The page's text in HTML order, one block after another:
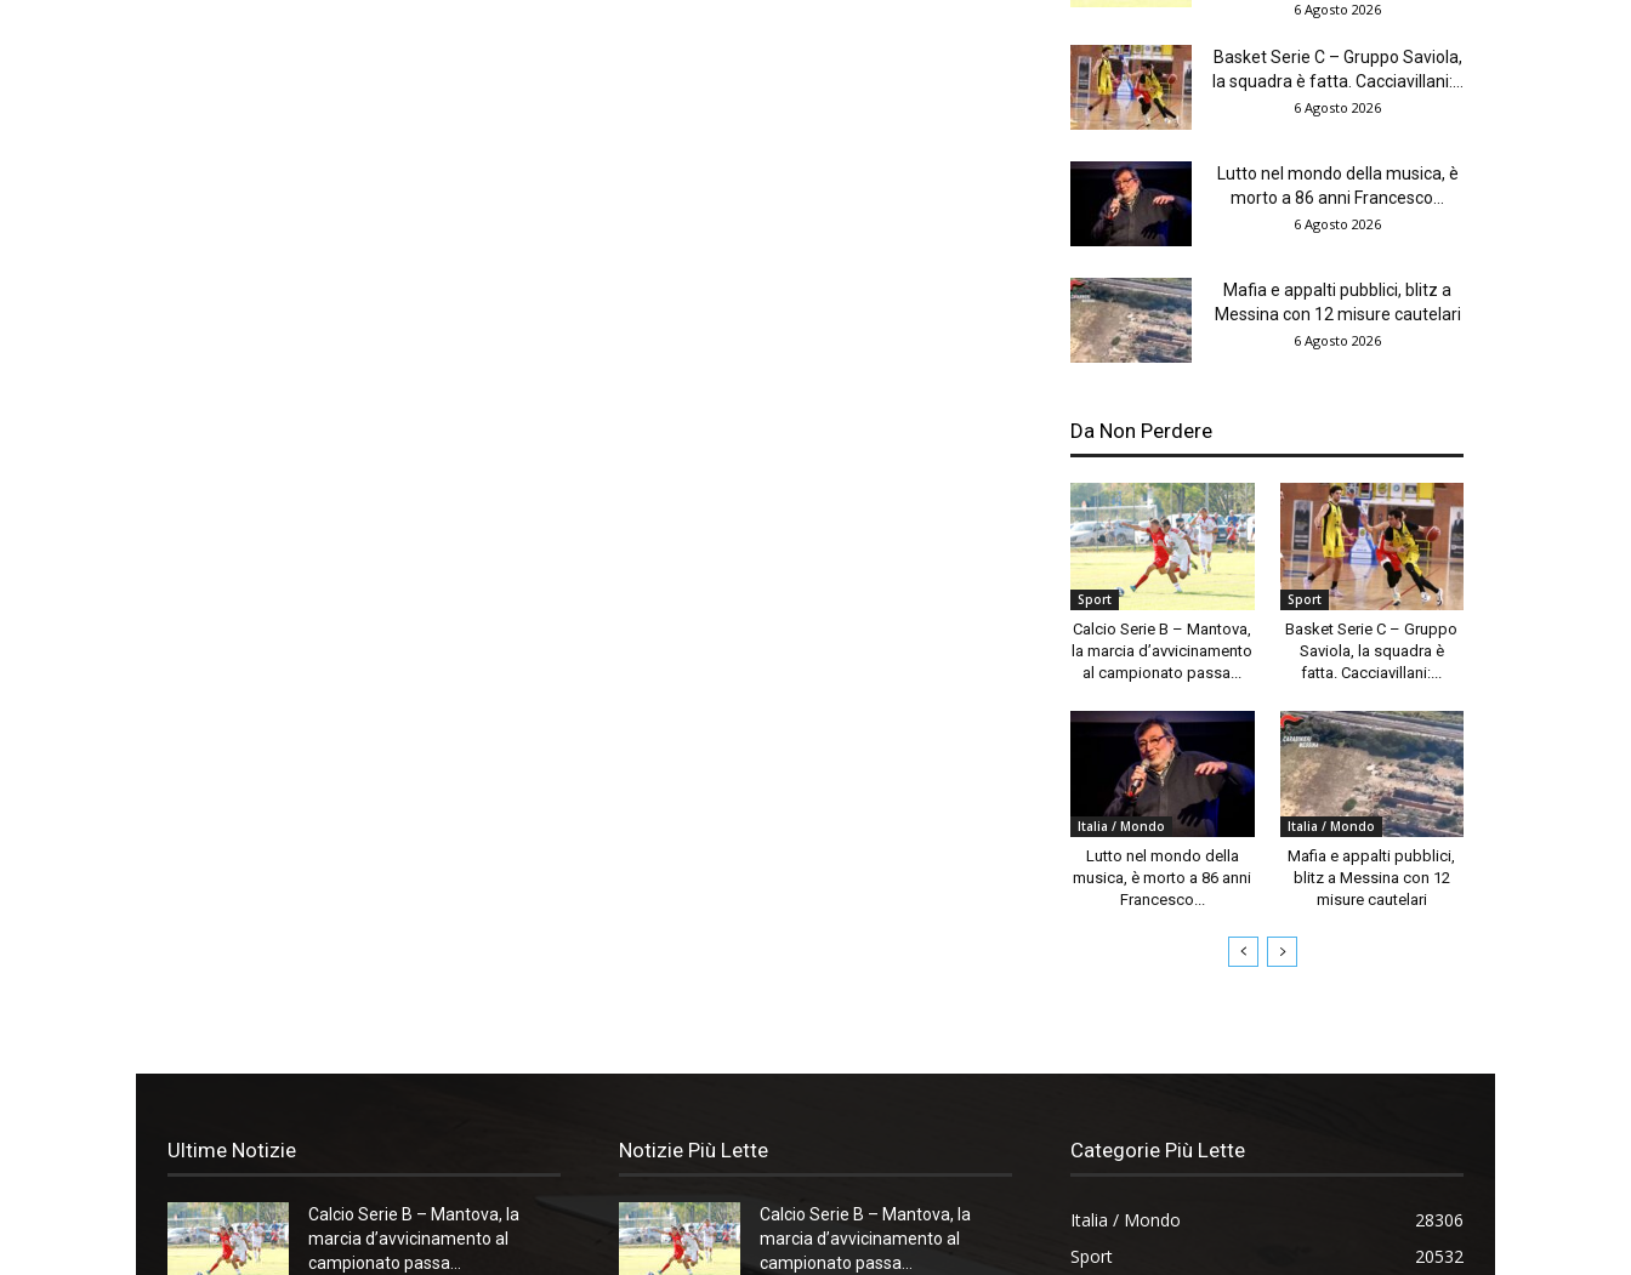
6 Agosto 2026
Basket Serie C – Gruppo Saviola,
la squadra è fatta. Cacciavillani:...
6 Agosto 2026
Lutto nel mondo della musica, è
morto a 86 anni Francesco...
6 Agosto 2026
Mafia e appalti pubblici, blitz a
Messina con 12 misure cautelari
6 Agosto 2026
Da Non Perdere
Sport
Calcio Serie B – Mantova,
la marcia d’avvicinamento
al campionato passa...
Sport
Basket Serie C – Gruppo
Saviola, la squadra è
fatta. Cacciavillani:...
Italia / Mondo
Lutto nel mondo della
musica, è morto a 86 anni
Francesco...
Italia / Mondo
Mafia e appalti pubblici,
blitz a Messina con 12
misure cautelari
Ultime Notizie
Calcio Serie B – Mantova, la
marcia d’avvicinamento al
campionato passa...
Notizie Più Lette
Calcio Serie B – Mantova, la
marcia d’avvicinamento al
campionato passa...
Categorie Più Lette
Italia / Mondo
28306
Sport
20532